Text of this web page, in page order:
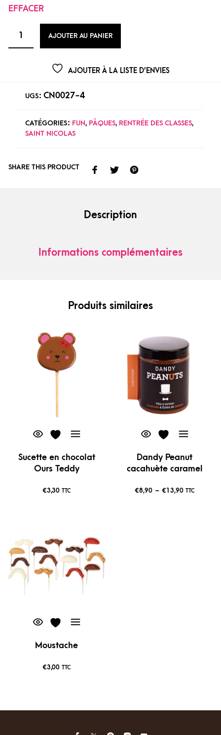
EFFACER
AJOUTER AU PANIER
AJOUTER À LA LISTE D’ENVIES
UGS : CN0027-4
CATÉGORIES : FUN, PÂQUES, RENTRÉE DES CLASSES,
SAINT NICOLAS
SHARE THIS PRODUCT
Description
Informations complémentaires
Produits similaires
Sucette en chocolat
Ours Teddy
€3,30 TTC
Dandy Peanut
cacahuète caramel
€8,90 – €13,90 TTC
Moustache
€3,00 TTC